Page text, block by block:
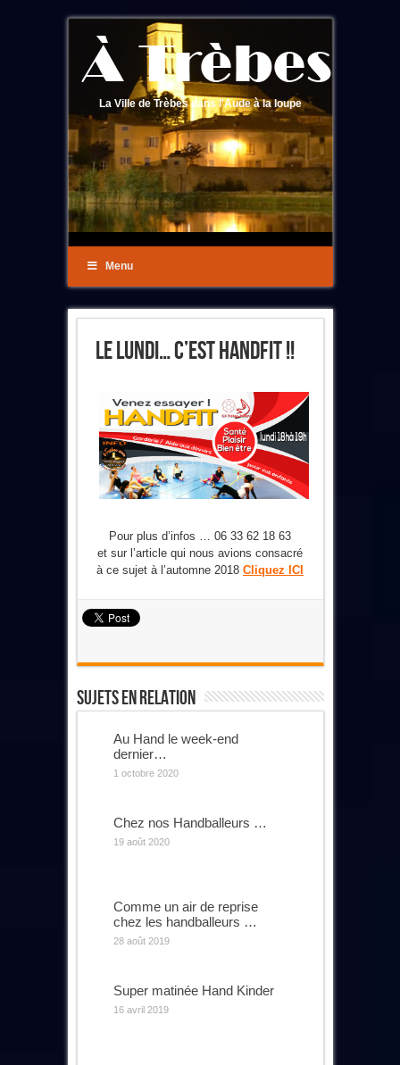
La Ville de Trèbes dans l'Aude à la loupe
Menu
Le Lundi… C’est Handfit !!
Pour plus d’infos … 06 33 62 18 63
et sur l’article qui nous avions consacré
à ce sujet à l’automne 2018 Cliquez ICI
Sujets En Relation
Au Hand le week-end
dernier…
1 octobre 2020
Chez nos Handballeurs …
19 août 2020
Comme un air de reprise
chez les handballeurs …
28 août 2019
Super matinée Hand Kinder
16 avril 2019